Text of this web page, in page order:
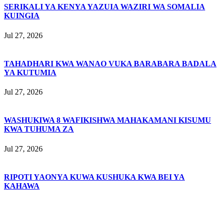
SERIKALI YA KENYA YAZUIA WAZIRI WA SOMALIA
KUINGIA
Jul 27, 2026
TAHADHARI KWA WANAO VUKA BARABARA BADALA
YA KUTUMIA
Jul 27, 2026
WASHUKIWA 8 WAFIKISHWA MAHAKAMANI KISUMU
KWA TUHUMA ZA
Jul 27, 2026
RIPOTI YAONYA KUWA KUSHUKA KWA BEI YA
KAHAWA